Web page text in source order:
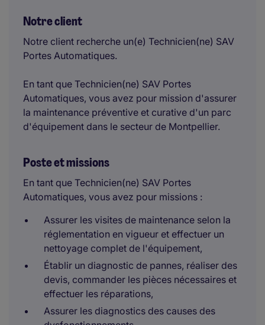
Notre client
Notre client recherche un(e) Technicien(ne) SAV
Portes Automatiques.
En tant que Technicien(ne) SAV Portes
Automatiques, vous avez pour mission d'assurer
la maintenance préventive et curative d'un parc
d'équipement dans le secteur de Montpellier.
Poste et missions
En tant que Technicien(ne) SAV Portes
Automatiques, vous avez pour missions :
Assurer les visites de maintenance selon la
réglementation en vigueur et effectuer un
nettoyage complet de l'équipement,
Établir un diagnostic de pannes, réaliser des
devis, commander les pièces nécessaires et
effectuer les réparations,
Assurer les diagnostics des causes des